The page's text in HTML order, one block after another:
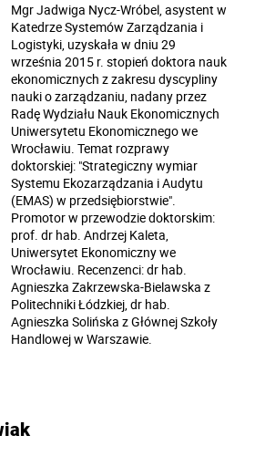
Mgr Jadwiga Nycz-Wróbel, asystent w
Katedrze Systemów Zarządzania i
Logistyki, uzyskała w dniu 29
września 2015 r. stopień doktora nauk
ekonomicznych z zakresu dyscypliny
nauki o zarządzaniu, nadany przez
Radę Wydziału Nauk Ekonomicznych
Uniwersytetu Ekonomicznego we
Wrocławiu. Temat rozprawy
doktorskiej: "Strategiczny wymiar
Systemu Ekozarządzania i Audytu
(EMAS) w przedsiębiorstwie".
Promotor w przewodzie doktorskim:
prof. dr hab. Andrzej Kaleta,
Uniwersytet Ekonomiczny we
Wrocławiu. Recenzenci: dr hab.
Agnieszka Zakrzewska-Bielawska z
Politechniki Łódzkiej, dr hab.
Agnieszka Solińska z Głównej Szkoły
Handlowej w Warszawie.